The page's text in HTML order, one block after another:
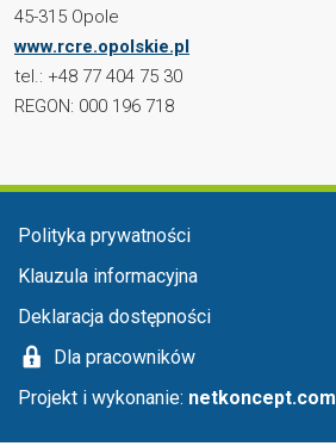
45-315 Opole
www.rcre.opolskie.pl
tel.: +48 77 404 75 30
REGON: 000 196 718
Menu stopka
Polityka prywatności
Klauzula informacyjna
Deklaracja dostępności
Dla pracowników
Projekt i wykonanie: netkoncept.com